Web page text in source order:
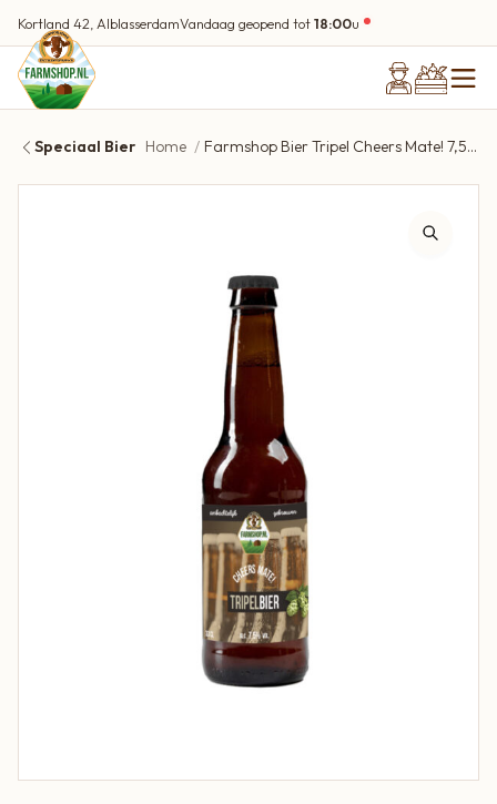
Kortland 42, AlblasserdamVandaag geopend tot18:00u
Speciaal Bier Home Farmshop Bier Tripel Cheers Mate! 7,5% 330ML